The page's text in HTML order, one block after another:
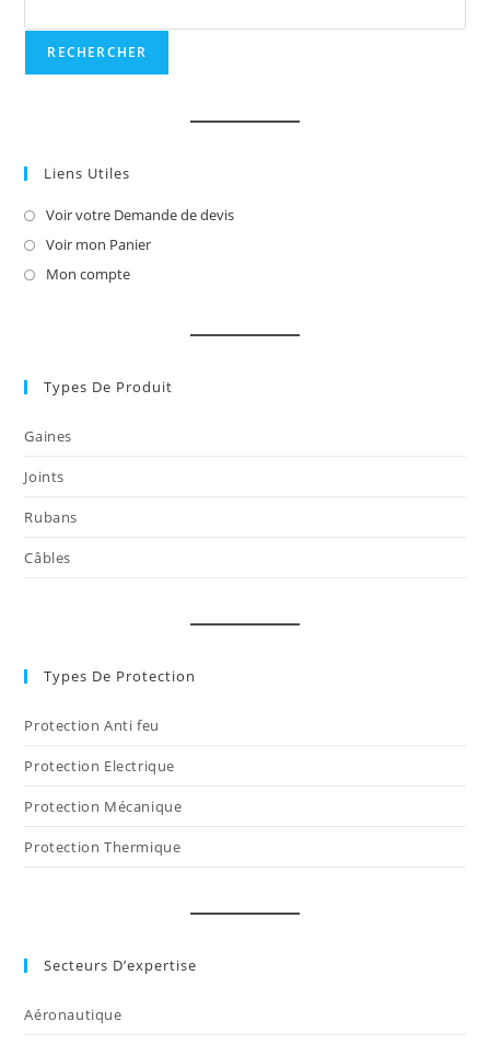
page
RECHERCHER
Liens Utiles
Voir votre Demande de devisS’ouvre
Voir mon PanierS’ouvre
Mon compteS’ouvre
onglet
Types De Produit
Gaines
Joints
Rubans
Câbles
Types De Protection
Protection Anti feu
Protection Electrique
Protection Mécanique
Protection Thermique
Secteurs D’expertise
Aéronautique